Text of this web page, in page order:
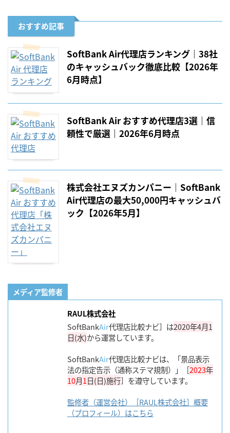
おすすめ記事
SoftBank Air代理店ランキング｜38社
のキャッシュバック徹底比較【2026年
6月時点】
SoftBank Air おすすめ代理店3選｜信
頼性で厳選｜2026年6月時点
株式会社エヌズカンパニー｜SoftBank
Air代理店の最大50,000円キャッシュバ
ック【2026年5月】
メディア監修者
RAUL株式会社
SoftBankAir代理店比較ナビ］は2020年4月1
日(水)から運営しています。
SoftBankAir代理店比較ナビは、「景品表示
法の指定告示（通称ステマ規制）」［2023年
10月1日(日)施行］を遵守しています。
監修者（運営会社）［RAUL株式会社］概要
（プロフィール）はこちら